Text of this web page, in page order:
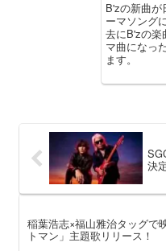
B'zの新曲が
ーマソング
去にB'zの楽
マ曲になっ
ます。
決
稲葉浩志×福山雅治タッグで
トマン」主題歌リリース！